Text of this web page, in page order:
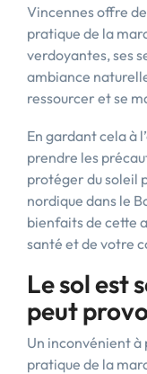
Vincennes offre
pratique de la
verdoyantes, ses
ambiance
ressourcer et se
En gardant cela à
prendre les
protéger du soleil
nordique dans le
bienfaits de cette
santé et de votre
Le sol est
peut
Un inconvénient
pratique de la